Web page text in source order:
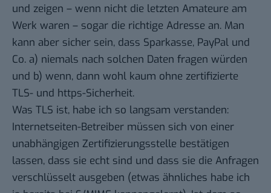
und zeigen – wenn nicht die letzten Amateure am
Werk waren – sogar die richtige Adresse an. Man
kann aber sicher sein, dass Sparkasse, PayPal und
Co. a) niemals nach solchen Daten fragen würden
und b) wenn, dann wohl kaum ohne zertifizierte
TLS- und https-Sicherheit.
Was TLS ist, habe ich so langsam verstanden:
Internetseiten-Betreiber müssen sich von einer
unabhängigen Zertifizierungsstelle bestätigen
lassen, dass sie echt sind und dass sie die Anfragen
verschlüsselt ausgeben (etwas ähnliches habe ich